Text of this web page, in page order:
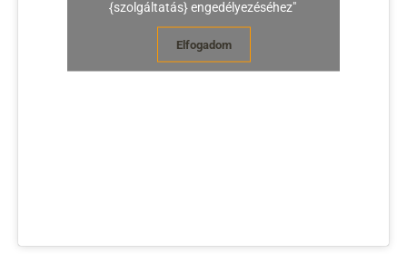
{szolgáltatás} engedélyezéséhez"
Elfogadom